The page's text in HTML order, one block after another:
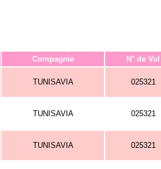
Compagnie N° de Vol
TUNISAVIA 025321
TUNISAVIA 025321
TUNISAVIA 025321